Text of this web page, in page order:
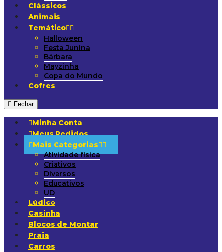
Clássicos
Animais
Temático
Halloween
Festa Junina
Bárbara
Mayzinha
Copa do Mundo
Cofres
Fechar
Minha Conta
Meus Pedidos
Mais Categorias
Atividade física
Criativos
Diversos
Educativos
UD
Lúdico
Casinha
Blocos de Montar
Praia
Carros